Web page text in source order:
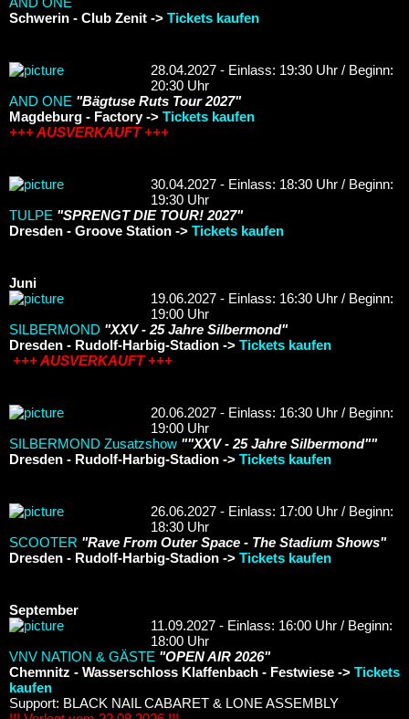
Schwerin - Club Zenit -> Tickets kaufen
28.04.2027 - Einlass: 19:30 Uhr / Beginn:
20:30 Uhr
AND ONE "Bägtuse Ruts Tour 2027"
Magdeburg - Factory -> Tickets kaufen
+++ AUSVERKAUFT +++
30.04.2027 - Einlass: 18:30 Uhr / Beginn:
19:30 Uhr
TULPE "SPRENGT DIE TOUR! 2027"
Dresden - Groove Station -> Tickets kaufen
Juni
19.06.2027 - Einlass: 16:30 Uhr / Beginn:
19:00 Uhr
SILBERMOND "XXV - 25 Jahre Silbermond"
Dresden - Rudolf-Harbig-Stadion -> Tickets kaufen
+++ AUSVERKAUFT +++
20.06.2027 - Einlass: 16:30 Uhr / Beginn:
19:00 Uhr
SILBERMOND Zusatzshow ""XXV - 25 Jahre Silbermond""
Dresden - Rudolf-Harbig-Stadion -> Tickets kaufen
26.06.2027 - Einlass: 17:00 Uhr / Beginn:
18:30 Uhr
SCOOTER "Rave From Outer Space - The Stadium Shows"
Dresden - Rudolf-Harbig-Stadion -> Tickets kaufen
September
11.09.2027 - Einlass: 16:00 Uhr / Beginn:
18:00 Uhr
VNV NATION & GÄSTE "OPEN AIR 2026"
Chemnitz - Wasserschloss Klaffenbach - Festwiese -> Tickets
kaufen
Support: BLACK NAIL CABARET & LONE ASSEMBLY